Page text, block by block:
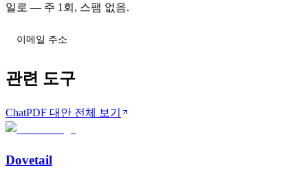
일로 — 주 1회, 스팸 없음.
관련 도구
ChatPDF 대안 전체 보기
Dovetail